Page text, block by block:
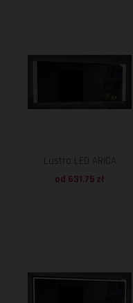
Lustro LED ARICA
od 631.75 zł